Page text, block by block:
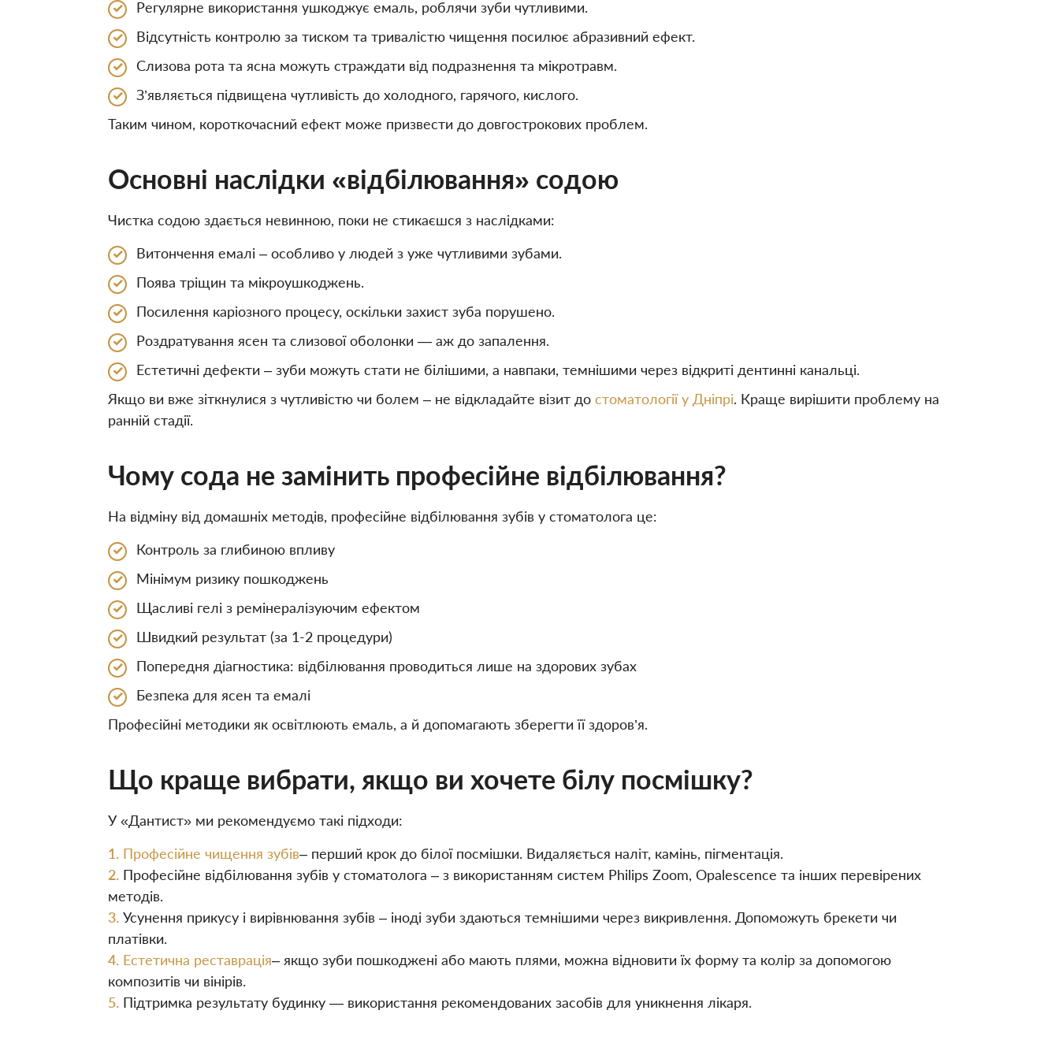
Регулярне використання ушкоджує емаль, роблячи зуби чутливими.
Відсутність контролю за тиском та тривалістю чищення посилює абразивний ефект.
Слизова рота та ясна можуть страждати від подразнення та мікротравм.
З’являється підвищена чутливість до холодного, гарячого, кислого.
Таким чином, короткочасний ефект може призвести до довгострокових проблем.
Основні наслідки «відбілювання» содою
Чистка содою здається невинною, поки не стикаєшся з наслідками:
Витончення емалі – особливо у людей з уже чутливими зубами.
Поява тріщин та мікроушкоджень.
Посилення каріозного процесу, оскільки захист зуба порушено.
Роздратування ясен та слизової оболонки — аж до запалення.
Естетичні дефекти – зуби можуть стати не білішими, а навпаки, темнішими через відкриті дентинні канальці.
Якщо ви вже зіткнулися з чутливістю чи болем – не відкладайте візит до стоматології у Дніпрі. Краще вирішити проблему на
ранній стадії.
Чому сода не замінить професійне відбілювання?
На відміну від домашніх методів, професійне відбілювання зубів у стоматолога це:
Контроль за глибиною впливу
Мінімум ризику пошкоджень
Щасливі гелі з ремінералізуючим ефектом
Швидкий результат (за 1-2 процедури)
Попередня діагностика: відбілювання проводиться лише на здорових зубах
Безпека для ясен та емалі
Професійні методики як освітлюють емаль, а й допомагають зберегти її здоров’я.
Що краще вибрати, якщо ви хочете білу посмішку?
У «Дантист» ми рекомендуємо такі підходи:
Професійне чищення зубів– перший крок до білої посмішки. Видаляється наліт, камінь, пігментація.
Професійне відбілювання зубів у стоматолога – з використанням систем Philips Zoom, Opalescence та інших перевірених
методів.
Усунення прикусу і вирівнювання зубів – іноді зуби здаються темнішими через викривлення. Допоможуть брекети чи
платівки.
Естетична реставрація– якщо зуби пошкоджені або мають плями, можна відновити їх форму та колір за допомогою
композитів чи вінірів.
Підтримка результату будинку — використання рекомендованих засобів для уникнення лікаря.